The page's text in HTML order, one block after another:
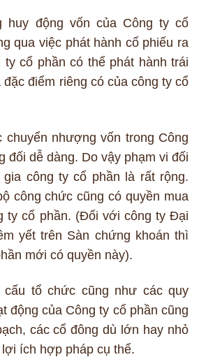
huy động vốn của Công ty cổ
qua việc phát hành cổ phiếu ra
ty cổ phần có thể phát hành trái
điểm riêng có của công ty cổ
chuyển nhượng vốn trong Công
đối dễ dàng. Do vậy phạm vi đối
công ty cổ phần là rất rộng.
công chức cũng có quyền mua
ty cổ phần. (Đối với công ty Đại
yết trên Sàn chứng khoán thì
mới có quyền này).
tổ chức cũng như các quy
động của Công ty cổ phần cũng
các cổ đông dù lớn hay nhỏ
ích hợp pháp cụ thể.